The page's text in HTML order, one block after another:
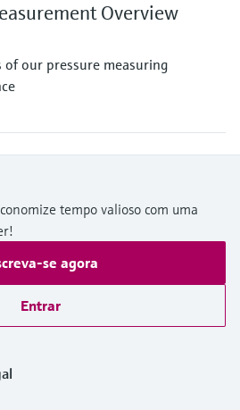
Overview
of our pressure measuring
tempo valioso com uma
se agora
Entrar